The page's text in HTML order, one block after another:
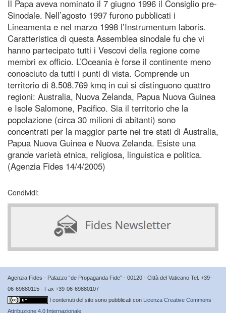
Il Papa aveva nominato il 7 giugno 1996 il Consiglio pre-
Sinodale. Nell’agosto 1997 furono pubblicati i
Lineamenta e nel marzo 1998 l’Instrumentum laboris.
Caratteristica di questa Assemblea sinodale fu che vi
hanno partecipato tutti i Vescovi della regione come
membri ex officio. L’Oceania è forse il continente meno
conosciuto da tutti i punti di vista. Comprende un
territorio di 8.508.769 kmq in cui si distinguono quattro
regioni: Australia, Nuova Zelanda, Papua Nuova Guinea
e Isole Salomone, Pacifico. Sia il territorio che la
popolazione (circa 30 milioni di abitanti) sono
concentrati per la maggior parte nei tre stati di Australia,
Papua Nuova Guinea e Nuova Zelanda. Esiste una
grande varietà etnica, religiosa, linguistica e politica.
(Agenzia Fides 14/4/2005)
Condividi:
Agenzia Fides - Palazzo “de Propaganda Fide” - 00120 - Città del Vaticano Tel. +39-
06-69880115 - Fax +39-06-69880107
I contenuti del sito sono pubblicati con Licenza Creative Commons
Attribuzione 4.0 Internazionale